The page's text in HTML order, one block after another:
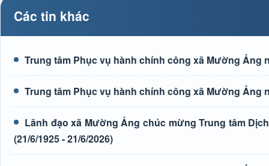
Các tin khác
Trung tâm Phục vụ hành chính công xã Mường Ảng
Trung tâm Phục vụ hành chính công xã Mường Ảng
Lãnh đạo xã Mường Ảng chúc mừng Trung tâm
(21/6/1925 - 21/6/2026)